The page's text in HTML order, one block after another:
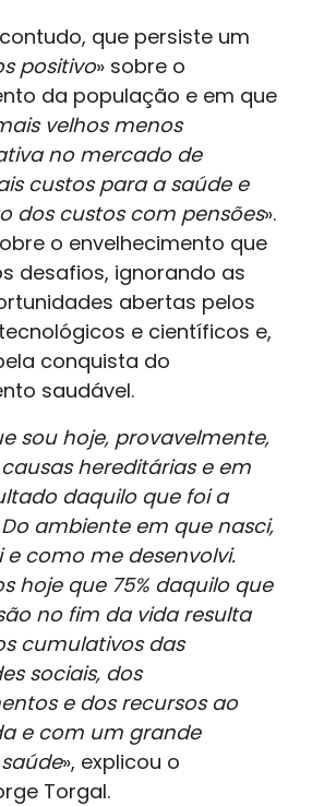
que persiste um
positivo» sobre o
da população e em que
velhos menos
no mercado de
custos para a saúde e
dos custos com pensões».
o envelhecimento que
desafios, ignorando as
abertas pelos
e científicos e,
conquista do
saudável.
sou hoje, provavelmente,
hereditárias e em
daquilo que foi a
ambiente em que nasci,
como me desenvolvi.
hoje que 75% daquilo que
no fim da vida resulta
cumulativos das
sociais, dos
e dos recursos ao
e com um grande
», explicou o
Torgal.